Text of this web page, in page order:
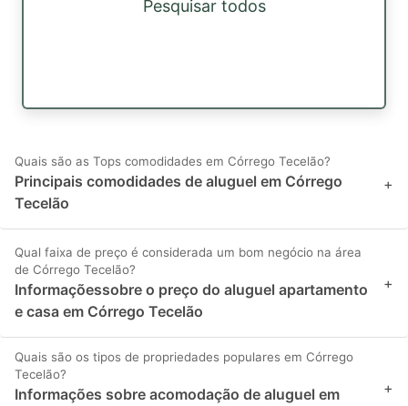
Pesquisar todos
Quais são as Tops comodidades em Córrego Tecelão?
Principais comodidades de aluguel em Córrego
Tecelão
+
Qual faixa de preço é considerada um bom negócio na área
de Córrego Tecelão?
Informaçõessobre o preço do aluguel apartamento
e casa em Córrego Tecelão
+
Quais são os tipos de propriedades populares em Córrego
Tecelão?
Informações sobre acomodação de aluguel em
+